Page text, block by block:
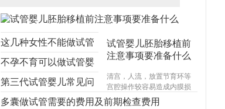
试管婴儿胚胎移植前
注意事项要准备什么
清宫，人流，放置节育环等
宫腔操作较容易造成内膜损
伤，使基底层受损，造成宫
这几种女性不能做试管
婴儿，不能！不能！不
能！
不孕不育可以做试管婴
儿吗？
第三代试管婴儿常见问
题，你想知道的都在
多囊做试管需要的费用及前期检查费用